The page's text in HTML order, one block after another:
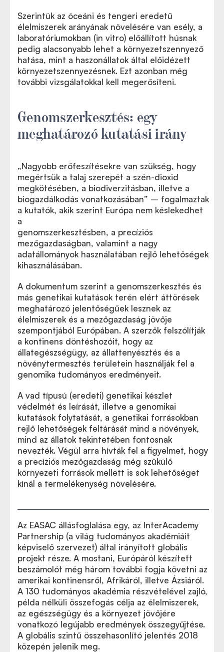
Szerintük az óceáni és tengeri eredetű
élelmiszerek arányának növelésére van esély, a
laboratóriumokban (in vitro) előállított húsnak
pedig alacsonyabb lehet a környezetszennyező
hatása, mint a haszonállatok által előidézett
környezetszennyezésnek. Ezt azonban még
további vizsgálatokkal kell megerősíteni.
Genomszerkesztés: egy
meghatározó kutatási irány
„Nagyobb erőfeszítésekre van szükség, hogy
megértsük a talaj szerepét a szén-dioxid
megkötésében, a biodiverzitásban, illetve a
biogazdálkodás vonatkozásában” – fogalmaztak
a kutatók, akik szerint Európa nem késlekedhet
a
Az EASAC genomszerkesztéssel kapcsolatos
állásfoglalása
genomszerkesztésben, a precíziós
mezőgazdaságban, valamint a nagy
adatállományok használatában rejlő lehetőségek
kihasználásában.
A dokumentum szerint a genomszerkesztés és
más genetikai kutatások terén elért áttörések
meghatározó jelentőségűek lesznek az
élelmiszerek és a mezőgazdaság jövője
szempontjából Európában. A szerzők felszólítják
a kontinens döntéshozóit, hogy az
állategészségügy, az állattenyésztés és a
növénytermesztés területein használják fel a
genomika tudományos eredményeit.
A vad típusú (eredeti) genetikai készlet
védelmét és leírását, illetve a genomikai
kutatások folytatását, a genetikai forrásokban
rejlő lehetőségek feltárását mind a növények,
mind az állatok tekintetében fontosnak
nevezték. Végül arra hívták fel a figyelmet, hogy
a precíziós mezőgazdaság még szűkülő
környezeti források mellett is sok lehetőséget
kínál a termelékenység növelésére.
Az EASAC állásfoglalása egy, az InterAcademy
Partnership (a világ tudományos akadémiáit
képviselő szervezet) által irányított globális
projekt része. A mostani, Európáról készített
beszámolót még három további fogja követni az
amerikai kontinensről, Afrikáról, illetve Ázsiáról.
A 130 tudományos akadémia részvételével zajló,
példa nélküli összefogás célja az élelmiszerek,
az egészségügy és a környezet jövőjére
vonatkozó legújabb eredmények összegyűjtése.
A globális szintű összehasonlító jelentés 2018
közepén jelenik meg.